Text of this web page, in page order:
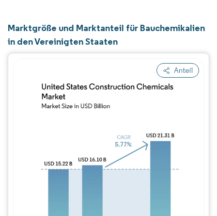
Marktgröße und Marktanteil für Bauchemikalien
in den Vereinigten Staaten
Anteil